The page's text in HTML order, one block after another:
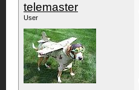
telemaster
User